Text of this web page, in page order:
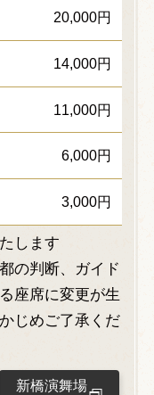
20,000円
14,000円
11,000円
6,000円
3,000円
します
の判断、ガイド
座席に変更が生
じめご了承くだ
新橋演舞場